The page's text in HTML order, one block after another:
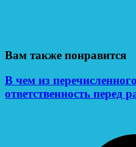
Вам также понравится
В чем из
ответственность перед